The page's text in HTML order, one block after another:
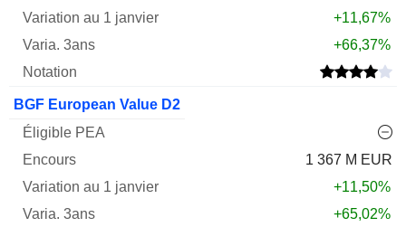
+11,67%
+66,37%
BGF European Value D2
1 367 M EUR
+11,50%
+65,02%